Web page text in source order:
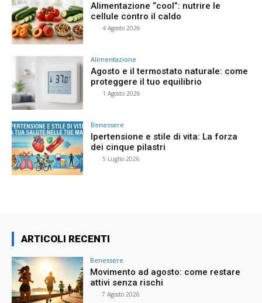
Alimentazione “cool”: nutrire le
cellule contro il caldo
- 4 Agosto 2026
Alimentazione
Agosto e il termostato naturale: come
proteggere il tuo equilibrio
- 1 Agosto 2026
Benessere
Ipertensione e stile di vita: La forza
dei cinque pilastri
- 5 Luglio 2026
ARTICOLI RECENTI
Benessere
Movimento ad agosto: come restare
attivi senza rischi
- 7 Agosto 2026